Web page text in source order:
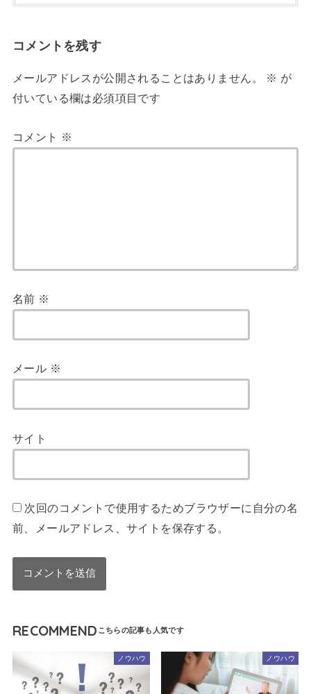
コメントを残す
メールアドレスが公開されることはありません。 ※ が
付いている欄は必須項目です
コメント ※
名前 ※
メール ※
サイト
次回のコメントで使用するためブラウザーに自分の名
前、メールアドレス、サイトを保存する。
RECOMMEND
ノウハウ ノウハウ